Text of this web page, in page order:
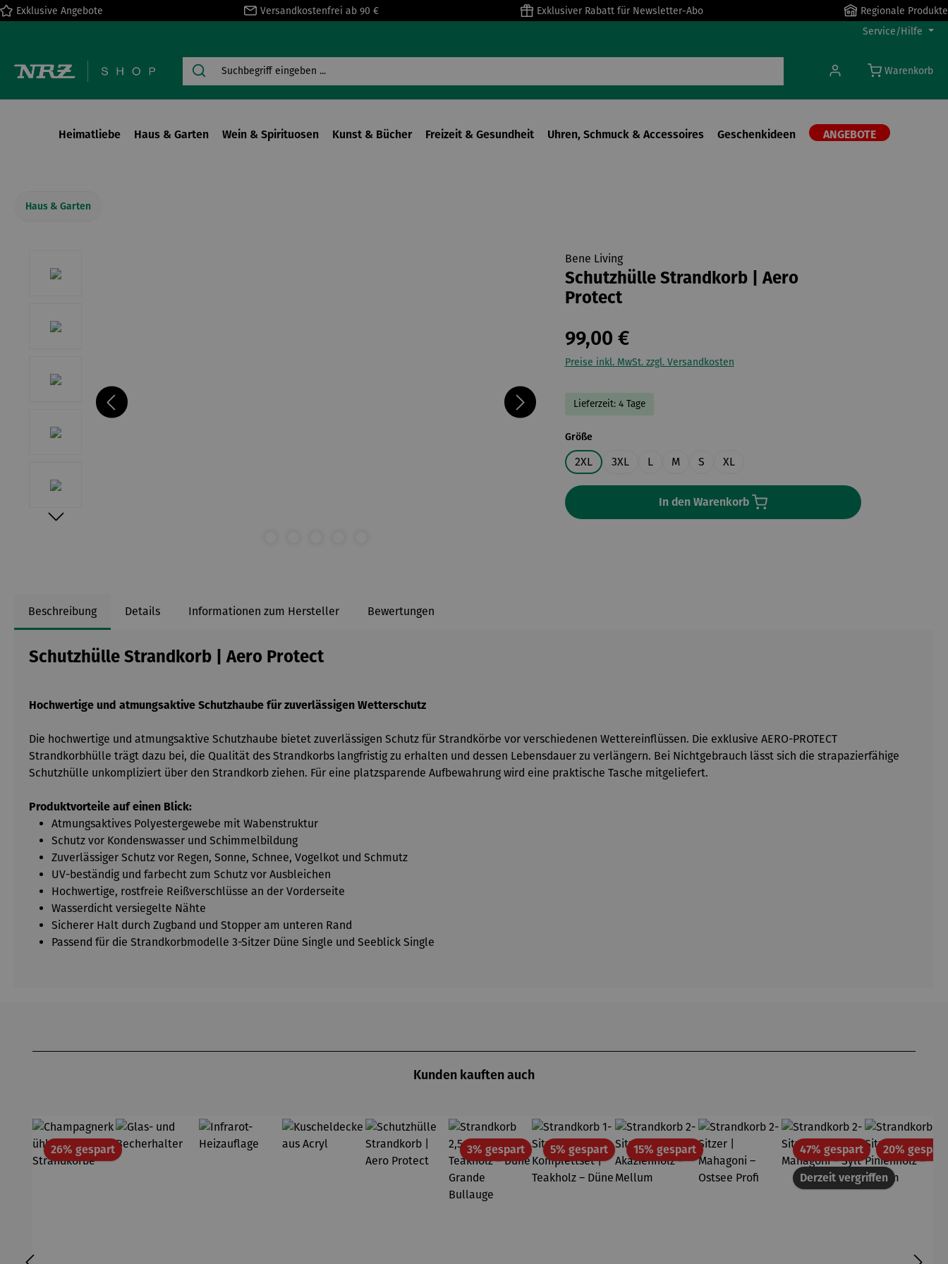
Zur Hauptnavigation springen
Exklusive Angebote Versandkostenfrei ab 90 € Exklusiver Rabatt für Newsletter-Abo
Regionale Produkte
Service/Hilfe
Warenkorb
Heimatliebe Haus & Garten Wein & Spirituosen Kunst & Bücher Freizeit & Gesundheit Uhren, Schmuck & Accessoires Geschenkideen ANGEBOTE
Haus & Garten
Bene Living
Schutzhülle Strandkorb | Aero
Protect
99,00 €
Preise inkl. MwSt. zzgl. Versandkosten
Lieferzeit: 4 Tage
Größeauswählen
2XL 3XL L M S XL
In den Warenkorb
Beschreibung Details Informationen zum Hersteller Bewertungen
Schutzhülle Strandkorb | Aero Protect
Hochwertige und atmungsaktive Schutzhaube für zuverlässigen Wetterschutz
Die hochwertige und atmungsaktive Schutzhaube bietet zuverlässigen Schutz für Strandkörbe vor verschiedenen Wettereinflüssen. Die exklusive AERO-PROTECT
Strandkorbhülle trägt dazu bei, die Qualität des Strandkorbs langfristig zu erhalten und dessen Lebensdauer zu verlängern. Bei Nichtgebrauch lässt sich die strapazierfähige
Schutzhülle unkompliziert über den Strandkorb ziehen. Für eine platzsparende Aufbewahrung wird eine praktische Tasche mitgeliefert.
Produktvorteile auf einen Blick:
Atmungsaktives Polyestergewebe mit Wabenstruktur
Schutz vor Kondenswasser und Schimmelbildung
Zuverlässiger Schutz vor Regen, Sonne, Schnee, Vogelkot und Schmutz
UV-beständig und farbecht zum Schutz vor Ausbleichen
Hochwertige, rostfreie Reißverschlüsse an der Vorderseite
Wasserdicht versiegelte Nähte
Sicherer Halt durch Zugband und Stopper am unteren Rand
Passend für die Strandkorbmodelle 3-Sitzer Düne Single und Seeblick Single
Kunden kauften auch
26% gespartRabatt 3% gespartRabatt5% gespartRabatt15% gespartRabatt
Derzeit vergriffen
47% gespartRabatt20% gespart